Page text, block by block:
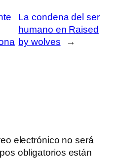
La condena del ser
humano en Raised
by wolves
→
electrónico no será
obligatorios están